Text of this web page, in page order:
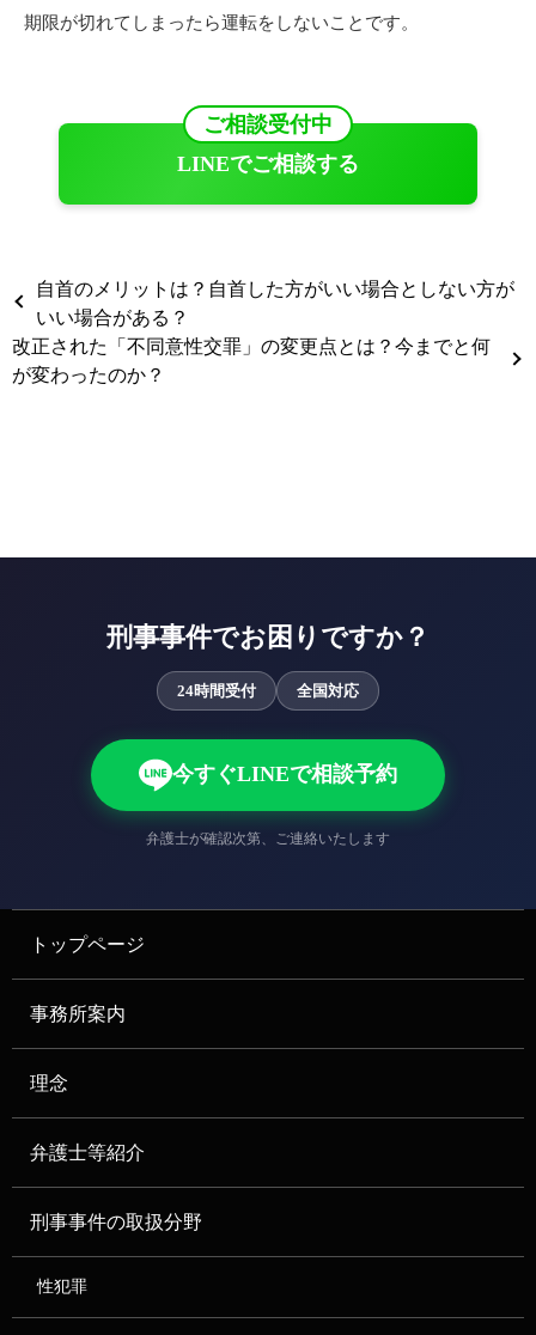
期限が切れてしまったら運転をしないことです。
ご相談受付中
LINEでご相談する
自首のメリットは？自首した方がいい場合としない方が
いい場合がある？
改正された「不同意性交罪」の変更点とは？今までと何
が変わったのか？
刑事事件でお困りですか？
24時間受付 全国対応
今すぐLINEで相談予約
弁護士が確認次第、ご連絡いたします
トップページ
事務所案内
理念
弁護士等紹介
刑事事件の取扱分野
性犯罪